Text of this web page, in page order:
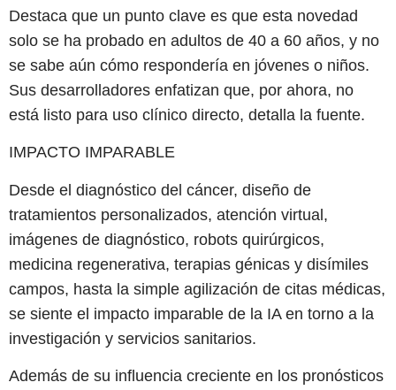
Destaca que un punto clave es que esta novedad
solo se ha probado en adultos de 40 a 60 años, y no
se sabe aún cómo respondería en jóvenes o niños.
Sus desarrolladores enfatizan que, por ahora, no
está listo para uso clínico directo, detalla la fuente.
IMPACTO IMPARABLE
Desde el diagnóstico del cáncer, diseño de
tratamientos personalizados, atención virtual,
imágenes de diagnóstico, robots quirúrgicos,
medicina regenerativa, terapias génicas y disímiles
campos, hasta la simple agilización de citas médicas,
se siente el impacto imparable de la IA en torno a la
investigación y servicios sanitarios.
Además de su influencia creciente en los pronósticos